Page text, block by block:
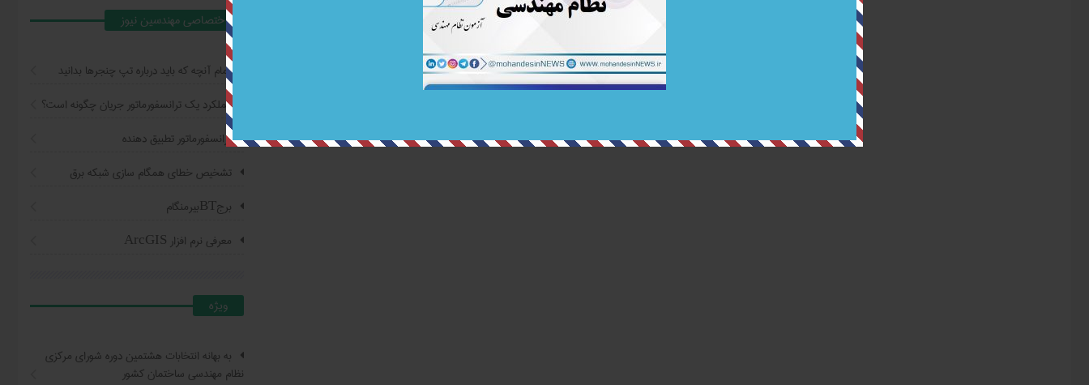
اختصاصي مهندسين نيوز
تمام آنچه که باید درباره تپ چنجرها بدانید
عملکرد یک ترانسفورماتور جریان چگونه است؟
ترانسفورماتور تطبیق دهنده
تشخیص خطای همگام سازی شبکه برق
برجBTبیرمنگام
معرفی نرم افزار ArcGIS
ويژه
به بهانه انتخابات هشتمین دوره شورای مرکزی
نظام مهندسی ساختمان کشور